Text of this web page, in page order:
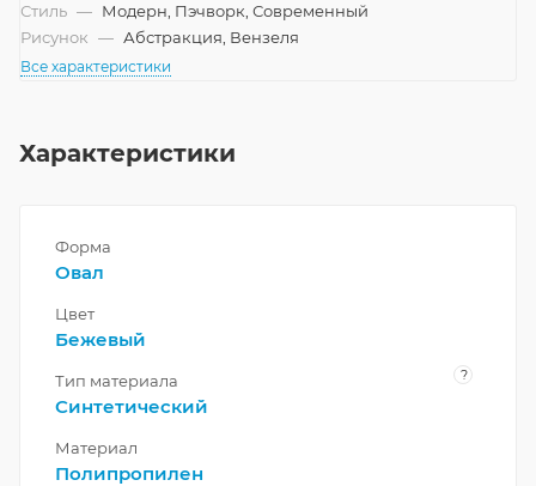
Стиль — Модерн, Пэчворк, Современный
Рисунок — Абстракция, Вензеля
Все характеристики
Характеристики
Форма
Овал
Цвет
Бежевый
Тип материала ?
Синтетический
Материал
Полипропилен